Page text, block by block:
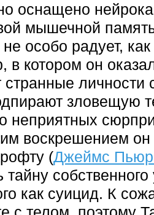
оснащено
мышечной
не особо радует,
в котором он
личности
зловещую
неприятных
воскрешением
(Джеймс
тайну собственного
как суицид. К